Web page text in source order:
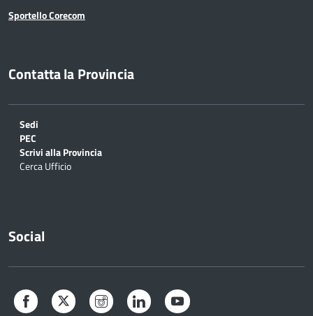
Sportello Corecom
Contatta la Provincia
Sedi
PEC
Scrivi alla Provincia
Cerca Ufficio
Social
Facebook Twitter Instagram LinkedIn